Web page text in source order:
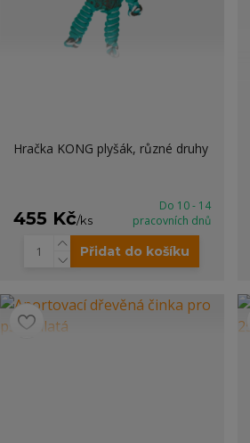
Hračka KONG plyšák, různé druhy
455 Kč/ks
Do 10 - 14
pracovních dnů
Přidat do košíku